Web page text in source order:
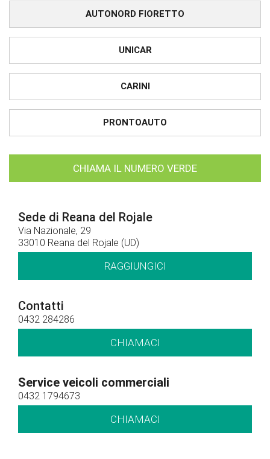
AUTONORD FIORETTO
UNICAR
CARINI
PRONTOAUTO
CHIAMA IL NUMERO VERDE
Sede di Reana del Rojale
Via Nazionale, 29
33010 Reana del Rojale (UD)
RAGGIUNGICI
Contatti
0432 284286
CHIAMACI
Service veicoli commerciali
0432 1794673
CHIAMACI